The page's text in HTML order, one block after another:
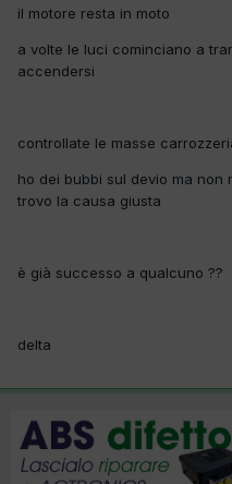
il motore resta in moto
a volte le luci cominciano a
accendersi
controllate le masse
ho dei bubbi sul devio ma non
trovo la causa giusta
è già successo a qualcuno ??
delta